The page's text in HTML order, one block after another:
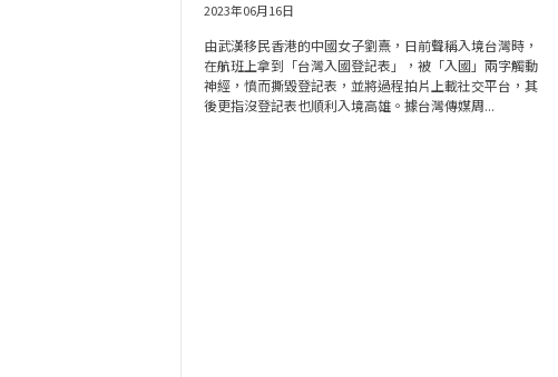
2023年06月16日
由武漢移民香港的中國女子劉熹，日前聲稱入境台灣時，
在航班上拿到「台灣入國登記表」，被「入國」兩字觸動
神經，憤而撕毀登記表，並將過程拍片上載社交平台，其
後更指沒登記表也順利入境高雄。據台灣傳媒周...